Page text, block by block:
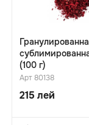
(100 г)
Арт 80138
215 лей